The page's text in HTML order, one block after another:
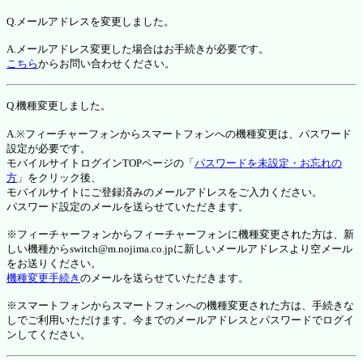
Q.メールアドレスを変更しました。
A.メールアドレス変更した場合はお手続きが必要です。
こちらからお問い合わせください。
Q.機種変更しました。
A.※フィーチャーフォンからスマートフォンへの機種変更は、パスワード
設定が必要です。
モバイルサイトログインTOPページの「 パスワードを未設定・お忘れの
方 」をクリック後、
モバイルサイトにご登録済みのメールアドレスをご入力ください。
パスワード設定のメールを送らせていただきます。
※フィーチャーフォンからフィーチャーフォンに機種変更された方は、新
しい機種からswitch@m.nojima.co.jpに新しいメールアドレスより空メール
をお送りください。
機種変更手続き のメールを送らせていただきます。
※スマートフォンからスマートフォンへの機種変更された方は、手続きな
しでご利用いただけます。今までのメールアドレスとパスワードでログイ
ンしてください。